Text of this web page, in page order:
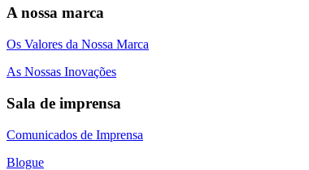
A nossa marca
Os Valores da Nossa Marca
As Nossas Inovações
Sala de imprensa
Comunicados de Imprensa
Blogue